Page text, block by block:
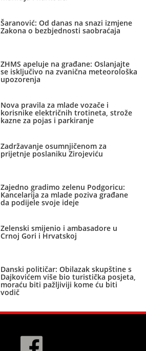
Šaranović: Od danas na snazi izmjene
Zakona o bezbjednosti saobraćaja
ZHMS apeluje na građane: Oslanjajte
se isključivo na zvanična meteorološka
upozorenja
Nova pravila za mlade vozače i
korisnike električnih trotineta, strože
kazne za pojas i parkiranje
Zadržavanje osumnjičenom za
prijetnje poslaniku Zirojeviću
Zajedno gradimo zelenu Podgoricu:
Kancelarija za mlade poziva građane
da podijele svoje ideje
Zelenski smijenio i ambasadore u
Crnoj Gori i Hrvatskoj
Danski političar: Obilazak skupštine s
Dajkovićem više bio turistička posjeta,
moraću biti pažljiviji kome ću biti
vodič